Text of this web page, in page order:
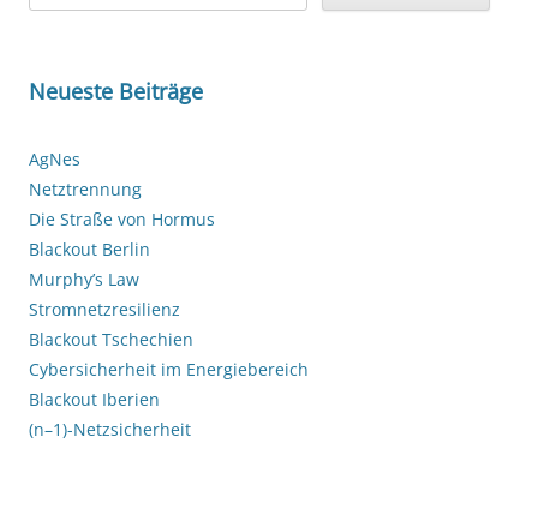
nach:
Neueste Beiträge
AgNes
Netztrennung
Die Straße von Hormus
Blackout Berlin
Murphy’s Law
Stromnetzresilienz
Blackout Tschechien
Cybersicherheit im Energiebereich
Blackout Iberien
(n–1)-Netzsicherheit